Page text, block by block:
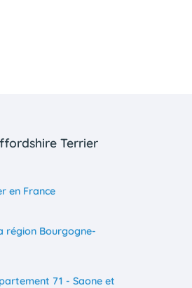
Terrier
en France
région Bourgogne-
71 - Saone et